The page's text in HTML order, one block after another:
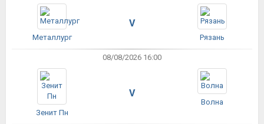
Металлург
V
Рязань
08/08/2026 16:00
Зенит Пн
V
Волна